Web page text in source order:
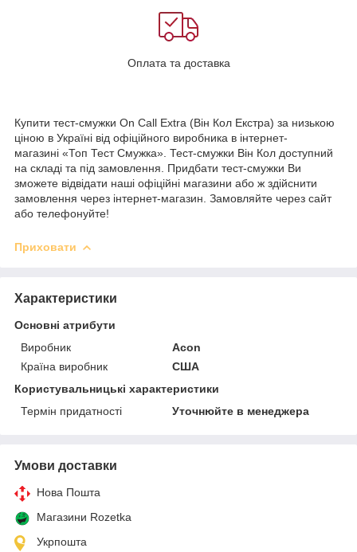
Оплата та доставка
Купити тест-смужки On Call Extra (Він Кол Екстра) за низькою
ціною в Україні від офіційного виробника в інтернет-
магазині «Топ Тест Смужка». Тест-смужки Він Кол доступний
на складі та під замовлення. Придбати тест-смужки Ви
зможете відвідати наші офіційні магазини або ж здійснити
замовлення через інтернет-магазин. Замовляйте через сайт
або телефонуйте!
Приховати
Характеристики
Основні атрибути
Виробник
Acon
Країна виробник
США
Користувальницькі характеристики
Термін придатності
Уточнюйте в менеджера
Умови доставки
Нова Пошта
Магазини Rozetka
Укрпошта